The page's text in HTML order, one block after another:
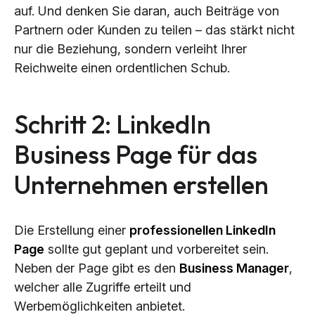
auf. Und denken Sie daran, auch Beiträge von
Partnern oder Kunden zu teilen – das stärkt nicht
nur die Beziehung, sondern verleiht Ihrer
Reichweite einen ordentlichen Schub.
Schritt 2: LinkedIn
Business Page für das
Unternehmen erstellen
Die Erstellung einer professionellen LinkedIn
Page sollte gut geplant und vorbereitet sein.
Neben der Page gibt es den Business Manager,
welcher alle Zugriffe erteilt und
Werbemöglichkeiten anbietet.